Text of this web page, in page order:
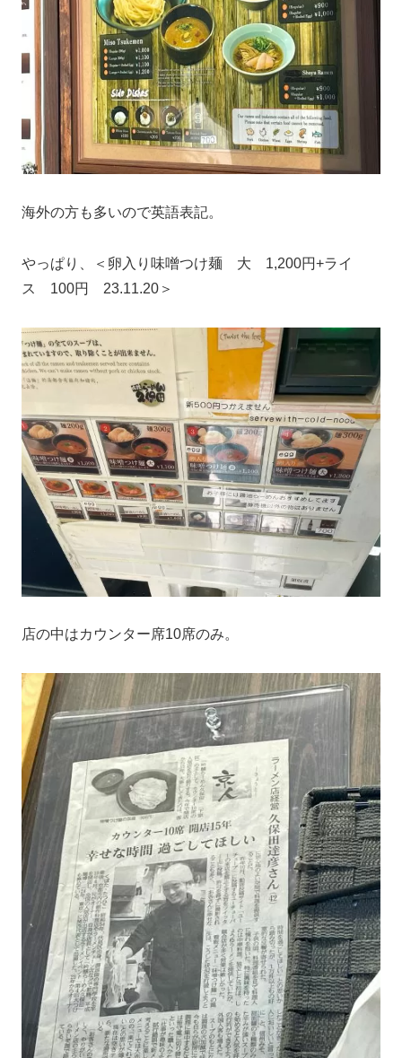
海外の方も多いので英語表記。
やっぱり、＜卵入り味噌つけ麺 大 1,200円+ライ
ス 100円 23.11.20＞
店の中はカウンター席10席のみ。